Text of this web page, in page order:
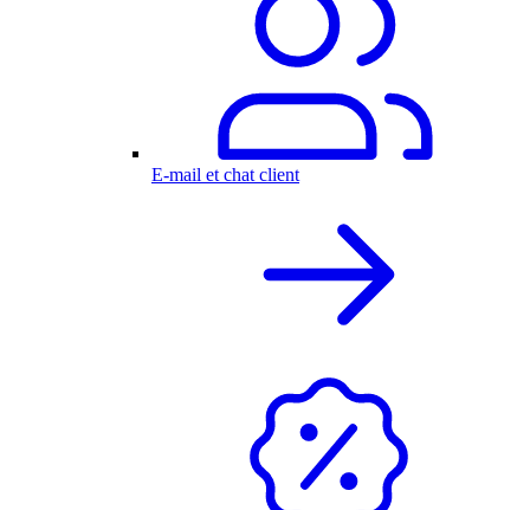
E-mail et chat client